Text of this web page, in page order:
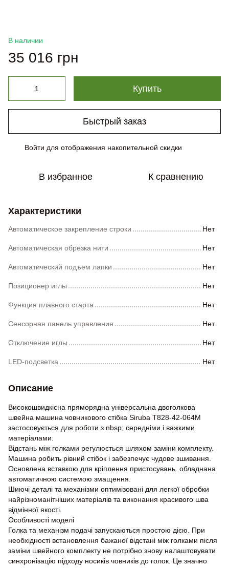
В наличии
35 016 грн
Купить
Быстрый заказ
Войти для отображения накопительной скидки
В избранное К сравнению
Характеристики
Автоматическое закрепление строки Нет
Автоматическая обрезка нити Нет
Автоматический подъем лапки Нет
Позиционер иглы Нет
Функция плавного старта Нет
Сенсорная панель управления Нет
Отключение иглы Нет
LED-подсветка Нет
Описание
Високошвидкісна пряморядна універсальна двоголкова
швейна машина човникового стібка Siruba T828-42-064M
застосовується для роботи з nbsp; середніми і важкими
матеріалами.
Відстань між голками регулюється шляхом заміни комплекту.
Машина робить рівний стібок і забезпечує чудове зшивання.
Основлена вставкою для кріплення пристосувань. обладнана
автоматичною системою змащення.
Шиючі деталі та механізми оптимізовані для легкої обробки
найрізноманітніших матеріалів та виконання красивого шва
відмінної якості.
Особливості моделі
Голка та механізм подачі запускаються простою дією. При
необхідності встановлення бажаної відстані між голками після
заміни швейного комплекту не потрібно знову налаштовувати
синхронізацію підходу носиків човників до голок. Це значно